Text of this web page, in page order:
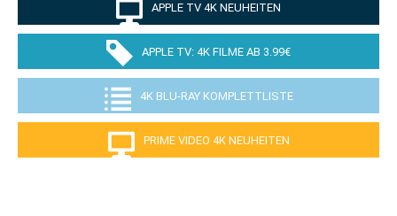
APPLE TV 4K NEUHEITEN
APPLE TV: 4K FILME AB 3.99€
4K BLU-RAY KOMPLETTLISTE
PRIME VIDEO 4K NEUHEITEN